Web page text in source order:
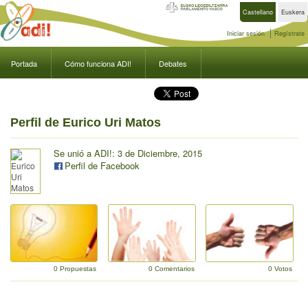
Castellano Euskera
Iniciar sesión Regístrate
Portada Cómo funciona ADI! Debates
Perfil de Eurico Uri Matos
Se unió a ADI!: 3 de Diciembre, 2015
Perfil de Facebook
0 Propuestas 0 Comentarios 0 Votos